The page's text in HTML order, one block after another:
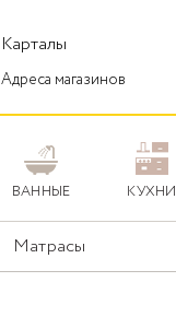
Карталы
Адреса магазинов
ВАННЫЕ КУХНИ
Матрасы